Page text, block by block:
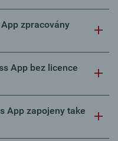
zpracovány
App bez licence
App zapojeny take